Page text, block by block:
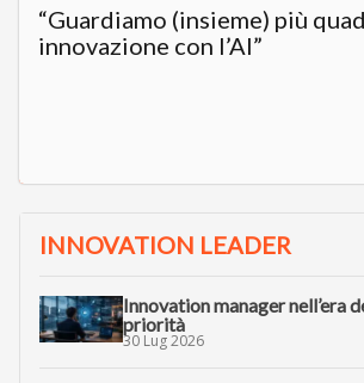
“Guardiamo (insieme) più
innovazione con l’AI”
INNOVATION LEADER
Innovation manager nell’era
priorità
30 Lug 2026